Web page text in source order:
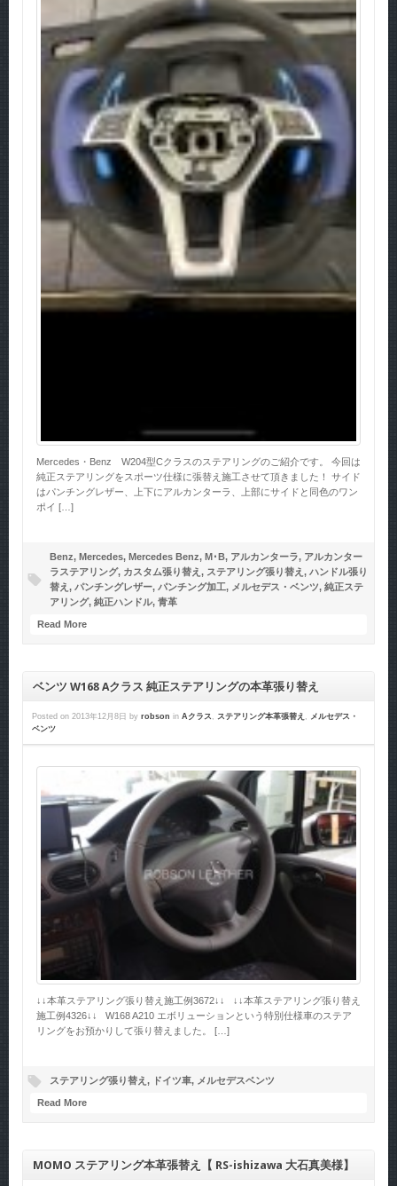
Mercedes・Benz W204型Cクラスのステアリングのご紹介です。 今回は
純正ステアリングをスポーツ仕様に張替え施工させて頂きました！ サイド
はパンチングレザー、上下にアルカンターラ、上部にサイドと同色のワン
ポイ […]
Benz, Mercedes, Mercedes Benz, M･B, アルカンターラ, アルカンター
ラステアリング, カスタム張り替え , ステアリング張り替え , ハンドル張り
替え , パンチングレザー, パンチング加工, メルセデス・ベンツ, 純正ステ
アリング, 純正ハンドル, 青革
Read More
ベンツ W168 Aクラス 純正ステアリングの本革張り替え
Posted on 2013年12月8日 by robson in Aクラス , ステアリング本革張替え , メルセデス・
ベンツ
↓↓本革ステアリング張り替え施工例3672↓↓ ↓↓本革ステアリング張り替え
施工例4326↓↓ W168 A210 エボリューションという特別仕様車のステア
リングをお預かりして張り替えました。 […]
ステアリング張り替え , ドイツ車, メルセデスベンツ
Read More
MOMO ステアリング本革張替え【 RS-ishizawa 大石真美様】